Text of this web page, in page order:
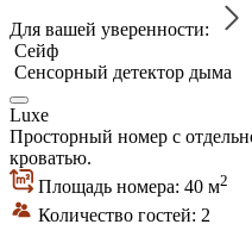
Для вашей уверенности:
Сейф
Сенсорный детектор дыма
Luxe
Просторный номер с
кроватью.
Площадь номера: 40 м2
Количество гостей: 2